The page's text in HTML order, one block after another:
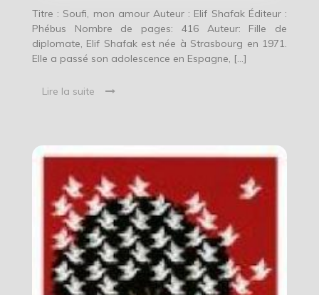
Titre : Soufi, mon amour Auteur : Elif Shafak Éditeur :
Phébus Nombre de pages: 416 Auteur: Fille de
diplomate, Elif Shafak est née à Strasbourg en 1971.
Elle a passé son adolescence en Espagne, […]
Lire la suite